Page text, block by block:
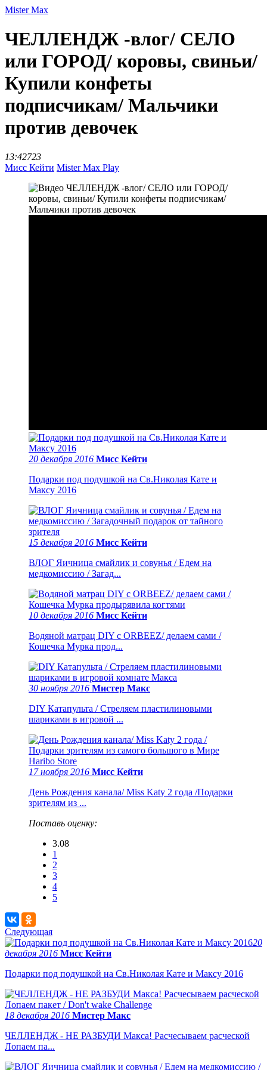
Mister Max
ЧЕЛЛЕНДЖ -влог/ СЕЛО
или ГОРОД/ коровы, свиньи/
Купили конфеты
подписчикам/ Мальчики
против девочек
13:42723
Мисс Кейти Mister Max Play
20 декабря 2016 Мисс Кейти
Подарки под подушкой на Св.Николая Кате и
Максу 2016
15 декабря 2016 Мисс Кейти
ВЛОГ Яичница смайлик и совунья / Едем на
медкомиссию / Загад...
10 декабря 2016 Мисс Кейти
Водяной матрац DIY с ORBEEZ/ делаем сами /
Кошечка Мурка прод...
30 ноября 2016 Мистер Макс
DIY Катапульта / Стреляем пластилиновыми
шариками в игровой ...
17 ноября 2016 Мисс Кейти
День Рождения канала/ Miss Katy 2 года /Подарки
зрителям из ...
Поставь оценку:
3.08
1
2
3
4
5
Следующая
20
декабря 2016 Мисс Кейти
Подарки под подушкой на Св.Николая Кате и Максу 2016
18 декабря 2016 Мистер Макс
ЧЕЛЛЕНДЖ - НЕ РАЗБУДИ Макса! Расчесываем расческой
Лопаем па...